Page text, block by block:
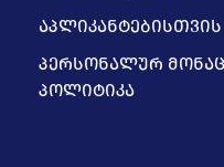
ᲐᲞᲚᲘᲙᲐᲜᲢᲔᲑᲘᲡᲗᲕᲘᲡ
ᲞᲔᲠᲡᲝᲜᲐᲚᲣᲠ
ᲞᲝᲚᲘᲢᲘᲙᲐ